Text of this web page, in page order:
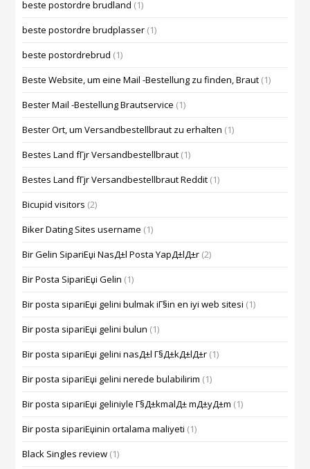
beste postordre brudland (1)
beste postordre brudplasser (1)
beste postordrebrud (1)
Beste Website, um eine Mail -Bestellung zu finden, Braut (1)
Bester Mail -Bestellung Brautservice (1)
Bester Ort, um Versandbestellbraut zu erhalten (1)
Bestes Land fГјr Versandbestellbraut (1)
Bestes Land fГјr Versandbestellbraut Reddit (1)
Bicupid visitors (2)
Biker Dating Sites username (1)
Bir Gelin SipariЕџi NasД±l Posta YapД±lД±r (2)
Bir Posta SipariЕџi Gelin (1)
Bir posta sipariЕџi gelini bulmak iГ§in en iyi web sitesi (1)
Bir posta sipariЕџi gelini bulun (1)
Bir posta sipariЕџi gelini nasД±l Г§Д±kД±lД±r (1)
Bir posta sipariЕџi gelini nerede bulabilirim (1)
Bir posta sipariЕџi geliniyle Г§Д±kmalД± mД±yД±m (1)
Bir posta sipariЕџinin ortalama maliyeti (1)
Black Singles review (1)